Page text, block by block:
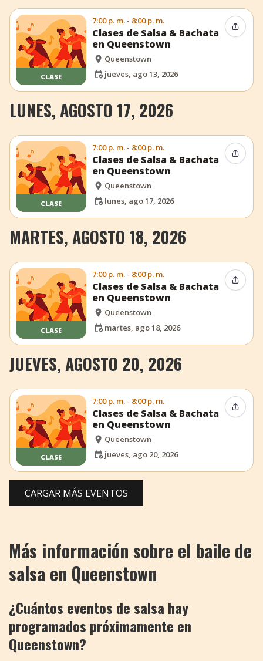
CLASE
7:00 p. m. - 8:00 p. m.
Clases de Salsa & Bachata
en Queenstown
Queenstown
jueves, ago 13, 2026
LUNES, AGOSTO 17, 2026
CLASE
7:00 p. m. - 8:00 p. m.
Clases de Salsa & Bachata
en Queenstown
Queenstown
lunes, ago 17, 2026
MARTES, AGOSTO 18, 2026
CLASE
7:00 p. m. - 8:00 p. m.
Clases de Salsa & Bachata
en Queenstown
Queenstown
martes, ago 18, 2026
JUEVES, AGOSTO 20, 2026
CLASE
7:00 p. m. - 8:00 p. m.
Clases de Salsa & Bachata
en Queenstown
Queenstown
jueves, ago 20, 2026
CARGAR MÁS EVENTOS
Más información sobre el baile de
salsa en Queenstown
¿Cuántos eventos de salsa hay
programados próximamente en
Queenstown?